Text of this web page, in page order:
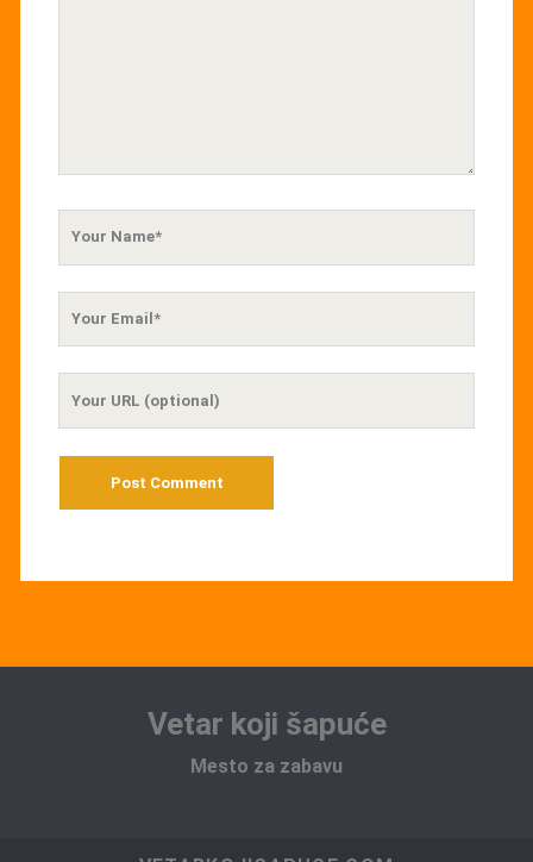
Vetar koji šapuće
Mesto za zabavu